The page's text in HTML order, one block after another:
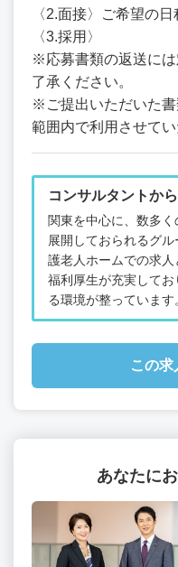
〈2.面接〉ご希望の
〈3.採用〉
※応募書類の返送に
了承ください。
※ご提出いただいた
範囲内で利用させてい
コンサルタントか
関東を中心に、数多
展開しておられるグ
護老人ホームでの求人
福利厚生が充実して
る環境が整っています
この求
あなたに